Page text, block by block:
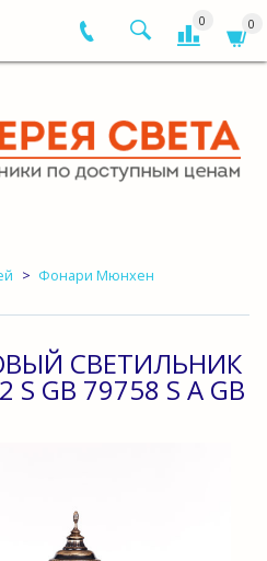
0 0
Фонари Мюнхен
СВЕТИЛЬНИК
GB 79758 S A GB